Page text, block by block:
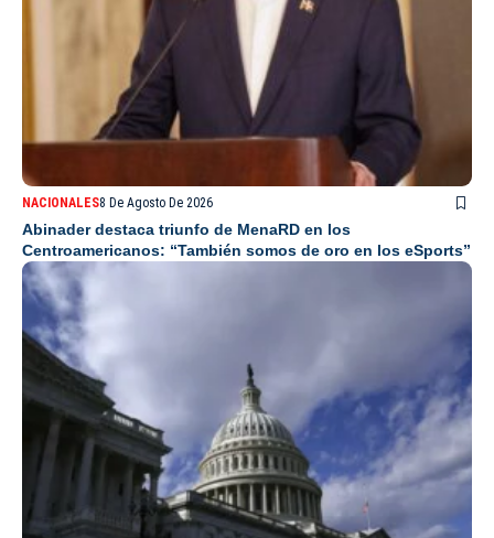
NACIONALES8 De Agosto De 2026
Abinader destaca triunfo de MenaRD en los
Centroamericanos: “También somos de oro en los eSports”